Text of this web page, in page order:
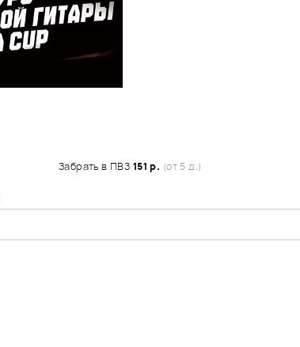
Забрать в ПВЗ 151 р. (от 5 д.)